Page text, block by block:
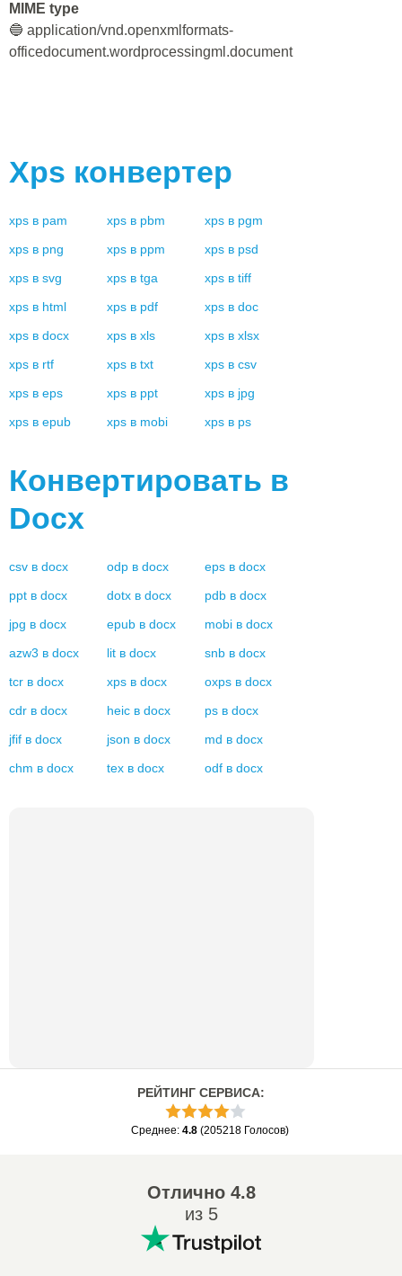
MIME type
🔵 application/vnd.openxmlformats-
officedocument.wordprocessingml.document
Xps конвертер
xps в pam xps в pbm xps в pgm
xps в png xps в ppm xps в psd
xps в svg xps в tga xps в tiff
xps в html xps в pdf xps в doc
xps в docx xps в xls xps в xlsx
xps в rtf xps в txt xps в csv
xps в eps xps в ppt xps в jpg
xps в epub xps в mobi xps в ps
Конвертировать в
Docx
csv в docx odp в docx eps в docx
ppt в docx dotx в docx pdb в docx
jpg в docx epub в docx mobi в docx
azw3 в docx lit в docx snb в docx
tcr в docx xps в docx oxps в docx
cdr в docx heic в docx ps в docx
jfif в docx json в docx md в docx
chm в docx tex в docx odf в docx
РЕЙТИНГ СЕРВИСА:
Среднее: 4.8 (205218 Голосов)
Отлично4.8
из 5